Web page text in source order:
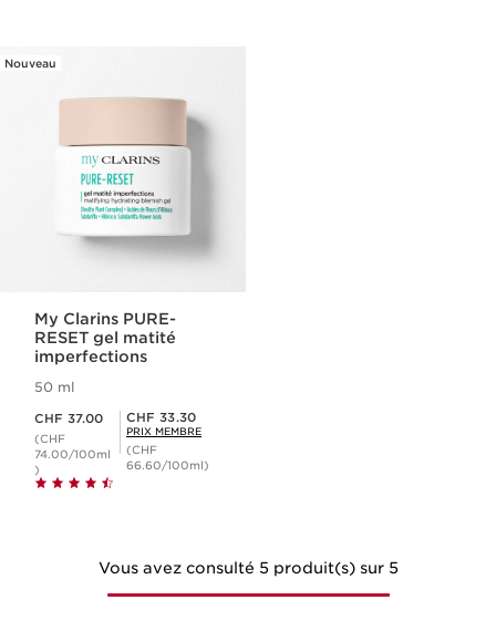
Nouveau
My Clarins PURE-
RESET gel matité
imperfections
50 ml
CHF 37.00
(CHF
74.00/100ml
)
Prix Sérénité CHF 33.30
CHF 33.30
PRIX MEMBRE
(CHF
66.60/100ml)
Vous avez consulté 5 produit(s) sur 5